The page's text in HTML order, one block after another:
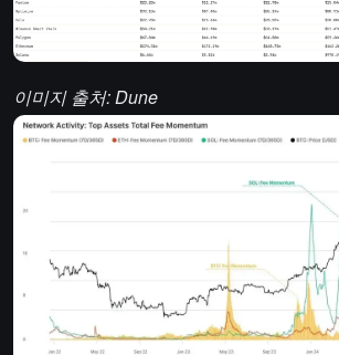
이미지 출처: Dune